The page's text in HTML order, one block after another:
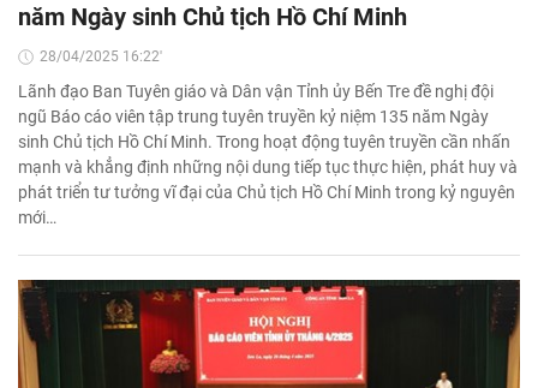
năm Ngày sinh Chủ tịch Hồ Chí Minh
28/04/2025 16:22'
Lãnh đạo Ban Tuyên giáo và Dân vận Tỉnh ủy Bến Tre đề nghị đội
ngũ Báo cáo viên tập trung tuyên truyền kỷ niệm 135 năm Ngày
sinh Chủ tịch Hồ Chí Minh. Trong hoạt động tuyên truyền cần nhấn
mạnh và khẳng định những nội dung tiếp tục thực hiện, phát huy và
phát triển tư tưởng vĩ đại của Chủ tịch Hồ Chí Minh trong kỷ nguyên
mới…